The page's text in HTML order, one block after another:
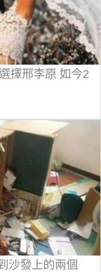
擇邢李原 如今2
沙發上的兩個